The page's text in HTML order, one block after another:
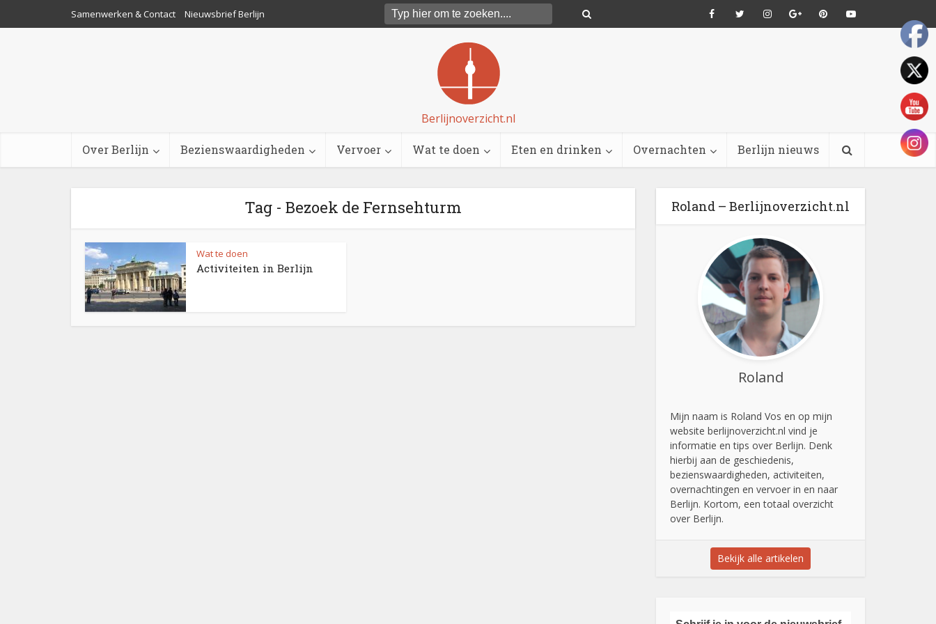
Samenwerken & Contact Nieuwsbrief Berlijn
Berlijnoverzicht.nl
Over Berlijn Bezienswaardigheden Vervoer Wat te doen Eten en drinken Overnachten Berlijn nieuws
Tag - Bezoek de Fernsehturm
Wat te doen
Activiteiten in Berlijn
Roland – Berlijnoverzicht.nl
Roland
Mijn naam is Roland Vos en op mijn
website berlijnoverzicht.nl vind je
informatie en tips over Berlijn. Denk
hierbij aan de geschiedenis,
bezienswaardigheden, activiteiten,
overnachtingen en vervoer in en naar
Berlijn. Kortom, een totaal overzicht
over Berlijn.
Bekijk alle artikelen